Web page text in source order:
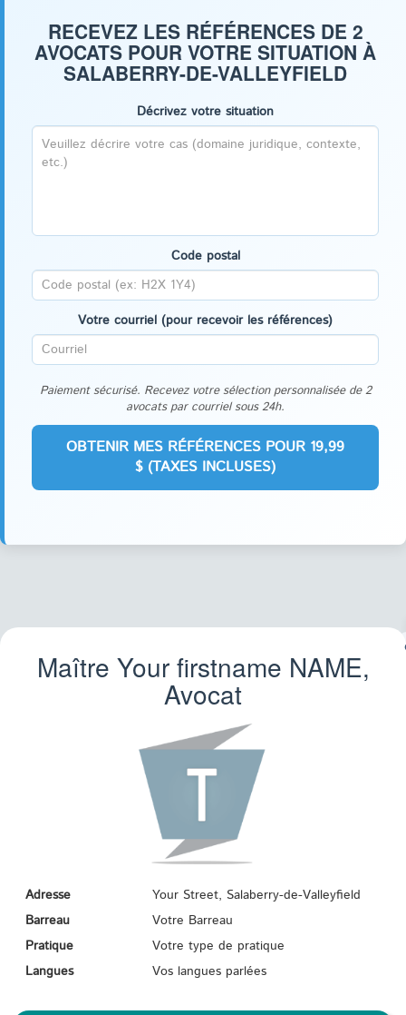
RECEVEZ LES RÉFÉRENCES DE 2
AVOCATS POUR VOTRE SITUATION À
SALABERRY-DE-VALLEYFIELD
Décrivez votre situation
Code postal
Votre courriel (pour recevoir les références)
Paiement sécurisé. Recevez votre sélection personnalisée de 2
avocats par courriel sous 24h.
Maître Your firstname NAME,
Avocat
Adresse
Your Street, Salaberry-de-Valleyfield
Barreau
Votre Barreau
Pratique
Votre type de pratique
Langues
Vos langues parlées